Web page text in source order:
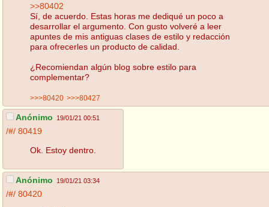
>>80402
Sí, de acuerdo. Estas horas me dediqué un poco a
desarrollar el argumento. Con gusto volveré a leer
apuntes de mis antiguas clases de estilo y redacción
para ofrecerles un producto de calidad.
¿Recomiendan algún blog sobre estilo para
complementar?
>>>80420 >>>80427
Anónimo 19/01/21 00:51
/#/ 80419
Ok. Estoy dentro.
Anónimo 19/01/21 03:34
/#/ 80420